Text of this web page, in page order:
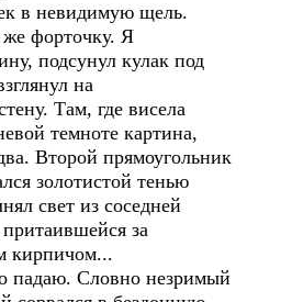
в невидимую щель.
форточку. Я
подсунул кулак под
на
Там, где висела
темноте картина,
Второй прямоугольник
золотистой тенью
свет из соседней
за
кирпичом...
падаю. Словно незримый